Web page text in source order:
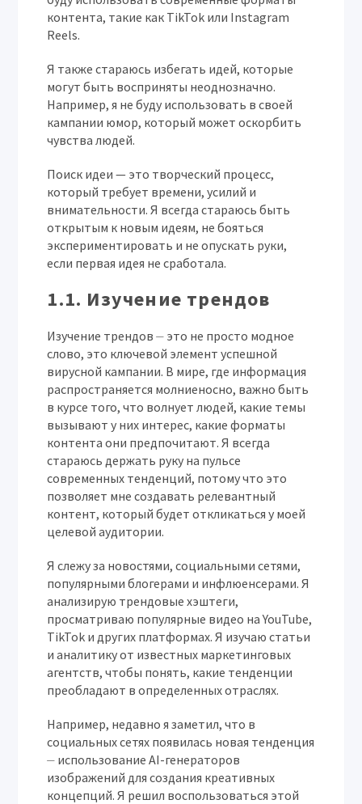
контента, такие как TikTok или Instagram
Reels.
Я также стараюсь избегать идей, которые
могут быть восприняты неоднозначно.
Например, я не буду использовать в своей
кампании юмор, который может оскорбить
чувства людей.
Поиск идеи — это творческий процесс,
который требует времени, усилий и
внимательности. Я всегда стараюсь быть
открытым к новым идеям, не бояться
экспериментировать и не опускать руки,
если первая идея не сработала.
1.1. Изучение трендов
Изучение трендов ⏤ это не просто модное
слово, это ключевой элемент успешной
вирусной кампании. В мире, где информация
распространяется молниеносно, важно быть
в курсе того, что волнует людей, какие темы
вызывают у них интерес, какие форматы
контента они предпочитают. Я всегда
стараюсь держать руку на пульсе
современных тенденций, потому что это
позволяет мне создавать релевантный
контент, который будет откликаться у моей
целевой аудитории.
Я слежу за новостями, социальными сетями,
популярными блогерами и инфлюенсерами. Я
анализирую трендовые хэштеги,
просматриваю популярные видео на YouTube,
TikTok и других платформах. Я изучаю статьи
и аналитику от известных маркетинговых
агентств, чтобы понять, какие тенденции
преобладают в определенных отраслях.
Например, недавно я заметил, что в
социальных сетях появилась новая тенденция
⏤ использование AI-генераторов
изображений для создания креативных
концепций. Я решил воспользоваться этой